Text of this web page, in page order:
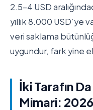
2.5-4 USD
yıllık 8.000 USD’ye
veri saklama
uygundur, fark yine
İki Tarafın
Mimari: